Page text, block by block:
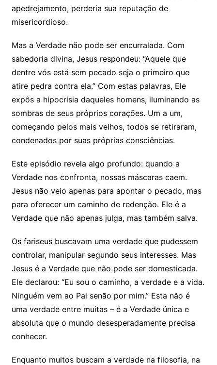
apedrejamento, perderia sua reputação de
misericordioso.
Mas a Verdade não pode ser encurralada. Com
sabedoria divina, Jesus respondeu: “Aquele que
dentre vós está sem pecado seja o primeiro que
atire pedra contra ela.” Com estas palavras, Ele
expôs a hipocrisia daqueles homens, iluminando as
sombras de seus próprios corações. Um a um,
começando pelos mais velhos, todos se retiraram,
condenados por suas próprias consciências.
Este episódio revela algo profundo: quando a
Verdade nos confronta, nossas máscaras caem.
Jesus não veio apenas para apontar o pecado, mas
para oferecer um caminho de redenção. Ele é a
Verdade que não apenas julga, mas também salva.
Os fariseus buscavam uma verdade que pudessem
controlar, manipular segundo seus interesses. Mas
Jesus é a Verdade que não pode ser domesticada.
Ele declarou: “Eu sou o caminho, a verdade e a vida.
Ninguém vem ao Pai senão por mim.” Esta não é
uma verdade entre muitas – é a Verdade única e
absoluta que o mundo desesperadamente precisa
conhecer.
Enquanto muitos buscam a verdade na filosofia, na